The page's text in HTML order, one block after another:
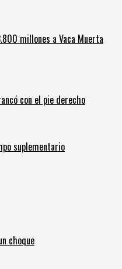
millones a Vaca Muerta
con el pie derecho
suplementario
choque